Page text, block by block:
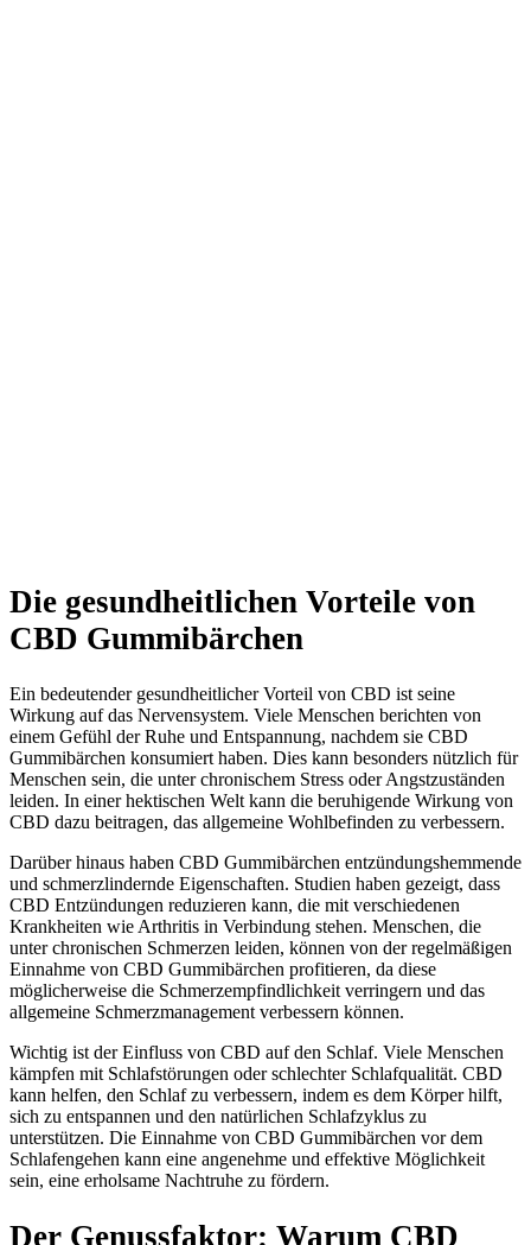
Die gesundheitlichen Vorteile von
CBD Gummibärchen
Ein bedeutender gesundheitlicher Vorteil von CBD ist seine
Wirkung auf das Nervensystem. Viele Menschen berichten von
einem Gefühl der Ruhe und Entspannung, nachdem sie CBD
Gummibärchen konsumiert haben. Dies kann besonders nützlich für
Menschen sein, die unter chronischem Stress oder Angstzuständen
leiden. In einer hektischen Welt kann die beruhigende Wirkung von
CBD dazu beitragen, das allgemeine Wohlbefinden zu verbessern.
Darüber hinaus haben CBD Gummibärchen entzündungshemmende
und schmerzlindernde Eigenschaften. Studien haben gezeigt, dass
CBD Entzündungen reduzieren kann, die mit verschiedenen
Krankheiten wie Arthritis in Verbindung stehen. Menschen, die
unter chronischen Schmerzen leiden, können von der regelmäßigen
Einnahme von CBD Gummibärchen profitieren, da diese
möglicherweise die Schmerzempfindlichkeit verringern und das
allgemeine Schmerzmanagement verbessern können.
Wichtig ist der Einfluss von CBD auf den Schlaf. Viele Menschen
kämpfen mit Schlafstörungen oder schlechter Schlafqualität. CBD
kann helfen, den Schlaf zu verbessern, indem es dem Körper hilft,
sich zu entspannen und den natürlichen Schlafzyklus zu
unterstützen. Die Einnahme von CBD Gummibärchen vor dem
Schlafengehen kann eine angenehme und effektive Möglichkeit
sein, eine erholsame Nachtruhe zu fördern.
Der Genussfaktor: Warum CBD